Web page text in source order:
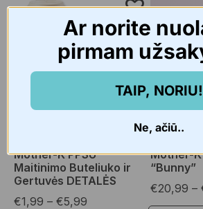
Mother-K PPSU
Maitinimo Buteliuko ir
Gertuvės DETALĖS
€1,99 – €5,99
Mother-K
“Bunny”
€20,99 –
Ar norite
pirmam
TAIP, NORIU!
Ne, ačiū..